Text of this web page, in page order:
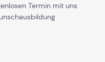
Termin mit uns